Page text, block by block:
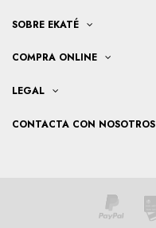
SOBRE EKATÉ
COMPRA ONLINE
LEGAL
CONTACTA CON NOSOTROS